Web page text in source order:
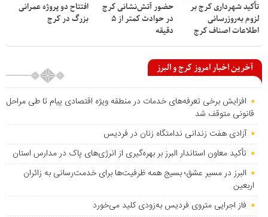
تأکید شهرداری کرج بر
لزوم به‌روزرسانی
اطلاعات اصناف کرج
حضور آتش‌نشانی کرج
در حوادث کمتر از ۵
دقیقه
افتتاح دو پروژه عمرانی
بزرگ در کرج
آخرین اخبار امروز کرج و البرز
افزایش برخی تعرفه‌های خدمات در منطقه ویژه اقتصادی پیام تا طی مراحل
قانونی متوقف شد
آزادی هفت زندانی ندامتگاه زنان در فردیس
تأکید معاون استاندار البرز بر بهره‌گیری از انرژی‌های پاک در مدارس استان
البرز در مسیر عشق؛ بسیج همه ظرفیت‌ها برای خدمت‌رسانی به زائران
اربعین
فاز اجرایی متروی فردیس به‌زودی کلید می‌خورد